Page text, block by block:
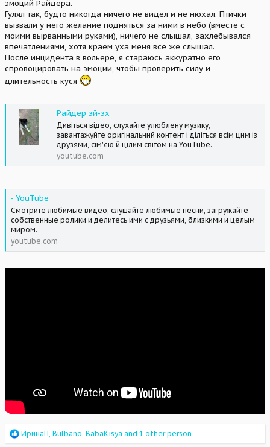
эмоций Райдера.
Гулял так, будто никогда ничего не видел и не нюхал. Птички
вызвали у него желание подняться за ними в небо (вместе с
моими вырванными руками), ничего не слышал, захлебывался
впечатлениями, хотя краем уха меня все же слышал.
После инцидента в вольере, я стараюсь аккуратно его
спровоцировать на эмоции, чтобы проверить силу и
длительность куся
Райдер эй-эх
Дивіться відео, слухайте улюблену музику,
завантажуйте оригінальний контент і діліться всім цим із
друзями, сім'єю й цілим світом на YouTube.
youtube.com
- YouTube
Смотрите любимые видео, слушайте любимые песни, загружайте
собственные ролики и делитесь ими с друзьями, близкими и целым
миром.
youtube.com
R
ИринаП, Bulbano, BabaKisya and 1 other person